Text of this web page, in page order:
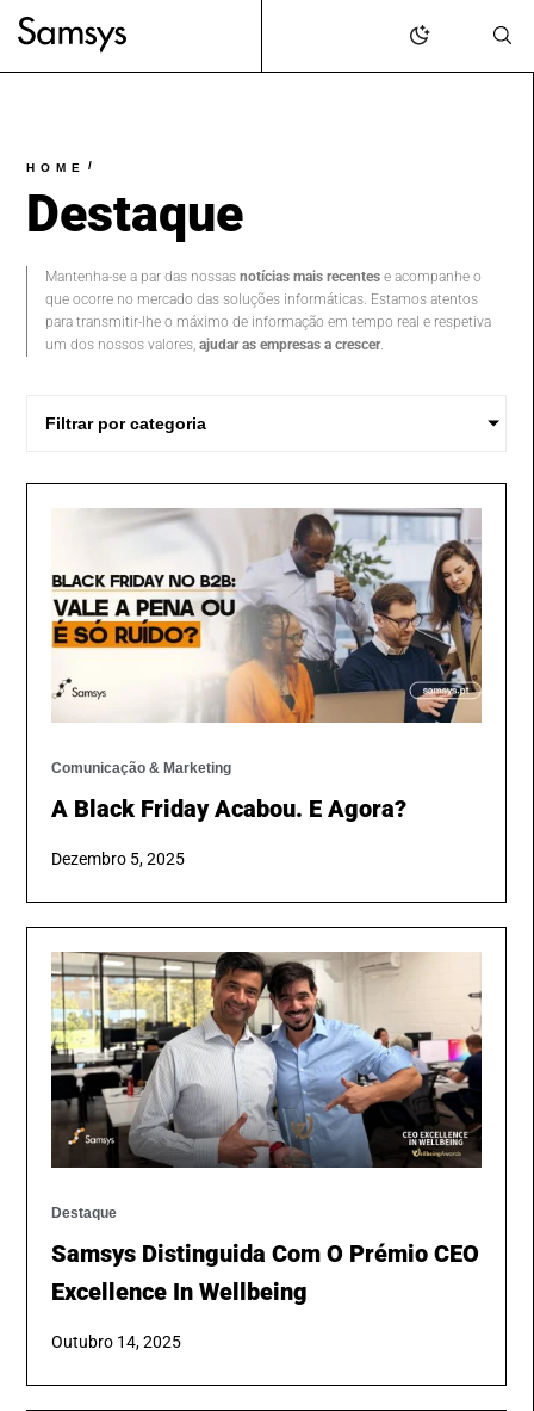
HOME /
Destaque
Mantenha-se a par das nossasnotícias mais recentese acompanhe o
que ocorre no mercado das soluções informáticas. Estamos atentos
para transmitir-lhe o máximo de informação em tempo real e respetiva
um dos nossos valores,ajudar as empresas a crescer.
Filtrar por categoria
Comunicação & Marketing
A Black Friday Acabou. E Agora?
Dezembro 5, 2025
Destaque
Samsys Distinguida Com O Prémio CEO
Excellence In Wellbeing
Outubro 14, 2025